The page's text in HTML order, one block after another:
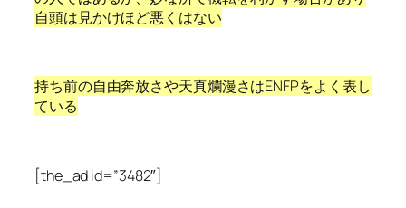
自頭は見かけほど悪くはない
持ち前の自由奔放さや天真爛漫さはENFPをよく表し
ている
[the_ad id=”3482″]